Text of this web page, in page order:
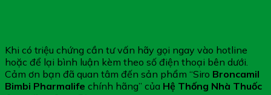
Khi có triệu chứng cần tư vấn hãy gọi ngay vào hotline
hoặc để lại bình luận kèm theo số điện thoại bên dưới.
Cảm ơn bạn đã quan tâm đến sản phẩm “Siro Broncamil
Bimbi Pharmalife​ chính hãng” của Hệ Thống Nhà Thuốc